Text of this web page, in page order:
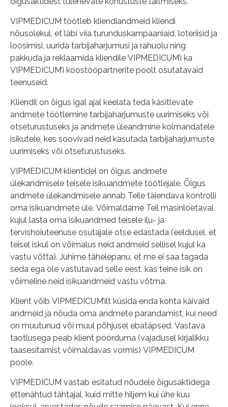
VIPMEDICUM töötleb kliendiandmeid kliendi
nõusolekul, et läbi viia turunduskampaaniaid, loteriisid ja
loosimisi, uurida tarbijaharjumusi ja rahuolu ning
pakkuda ja reklaamida kliendile VIPMEDICUM’i ka
VIPMEDICUM’i koostööpartnerite poolt osutatavaid
teenuseid.
Kliendil on õigus igal ajal keelata teda käsitlevate
andmete töötlemine tarbijaharjumuste uurimiseks või
otseturustuseks ja andmete üleandmine kolmandatele
isikutele, kes soovivad neid kasutada tarbijaharjumuste
uurimiseks või otseturustuseks.
VIPMEDICUM klientidel on õigus andmete
ülekandmisele teisele isikuandmete töötlejale. Õigus
andmete ülekandmisele annab Teile täiendava kontrolli
oma isikuandmete üle. Võimaldame Teil masinloetaval
kujul lasta oma isikuandmed teisele ilu- ja
tervishoiuteenuse osutajale otse edastada (eeldusel, et
teisel iskul on võimalus neid andmeid sellisel kujul ka
vastu võtta). Juhime tähelepanu, et me ei saa tagada
seda ega ole vastutavad selle eest, kas teine isik on
võimeline neid isikuandmeid vastu võtma.
Klient võib VIPMEDICUM’ilt küsida enda kohta käivaid
andmeid ja nõuda oma andmete parandamist, kui need
on muutunud või muul põhjusel ebatäpsed. Vastava
taotlusega peab klient pöörduma (vajadusel kirjalikku
taasesitamist võimaldavas vormis) VIPMEDICUM
poole.
VIPMEDICUM vastab esitatud nõudele õigusaktidega
ettenähtud tähtajal, kuid mitte hiljem kui ühe kuu